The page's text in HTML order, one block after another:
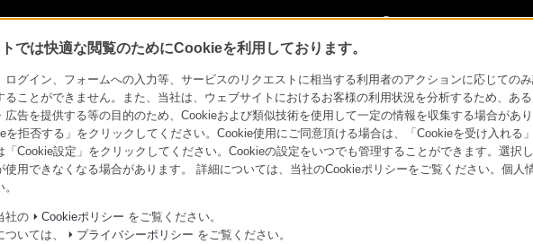
ィオ お知らせ
ィオ
ー
ソニーストア
では快適な閲覧のためにCookieを利用しております。
ログイン、フォームへの入力等、サービスのリクエストに相当する利用者のアクションに応じての
ることができません。また、当社は、ウェブサイトにおけるお客様の利用状況を分析するため、あ
広告を提供する等の目的のため、Cookieおよび類似技術を使用して一定の情報を収集する場合があ
を拒否する」をクリックしてください。Cookie使用にご同意頂ける場合は、「Cookieを受け入れる
「Cookie設定」をクリックしてください。Cookieの設定をいつでも管理することができます。選択
使用できなくなる場合があります。 詳細については、当社のCookieポリシーをご覧ください。個人
社の Cookieポリシー をご覧ください。
ついては、
プライバシーポリシー をご覧ください。